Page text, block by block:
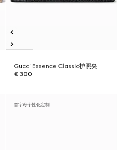
Gucci Essence Classic护照夹
€ 300
首字母个性化定制